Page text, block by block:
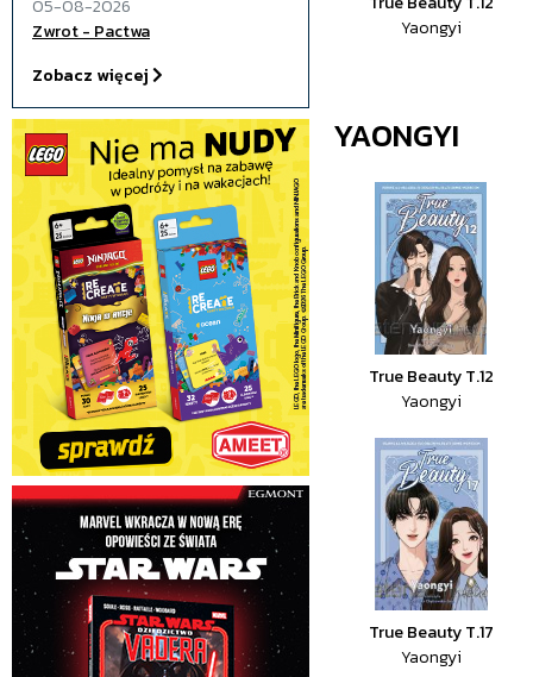
05-08-2026
Zwrot - Pactwa
Zobacz więcej
Yaongyi
YAONGYI
True Beauty T.12
Yaongyi
True Beauty T.17
Yaongyi